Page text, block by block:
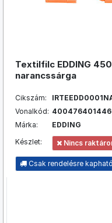
Textilfilc EDDING
narancssárga
Cikszám:
Vonalkód:
Márka:
EDDING
Készlet:
Nincs
Csak rendelésre kapható